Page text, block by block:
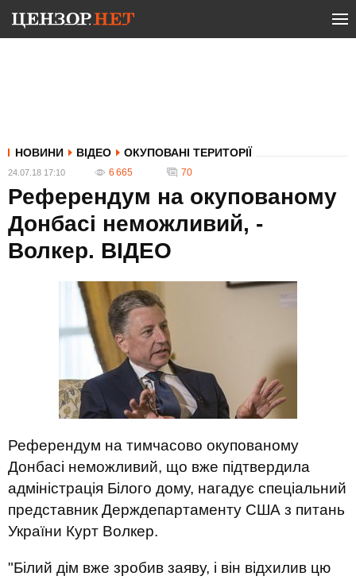
НОВИНИ ВІДЕО ОКУПОВАНІ ТЕРИТОРІЇ
24.07.18 17:10 6 665 70
Референдум на окупованому
Донбасі неможливий, -
Волкер. ВIДЕО
Референдум на тимчасово окупованому
Донбасі неможливий, що вже підтвердила
адміністрація Білого дому, нагадує спеціальний
представник Держдепартаменту США з питань
України Курт Волкер.
"Білий дім вже зробив заяву, і він відхилив цю